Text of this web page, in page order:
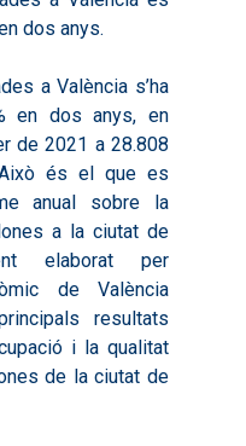
dos anys.
a València s’ha
en dos anys, en
de 2021 a 28.808
és el que es
anual sobre la
a la ciutat de
elaborat per
de València
resultats
i la qualitat
de la ciutat de